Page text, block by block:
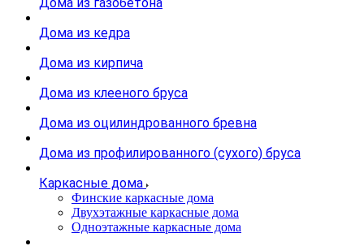
Дома из кедра
Дома из кирпича
Дома из клееного бруса
Дома из оцилиндрованного бревна
Дома из профилированного (сухого) бруса
Каркасные дома
Финские каркасные дома
Двухэтажные каркасные дома
Одноэтажные каркасные дома